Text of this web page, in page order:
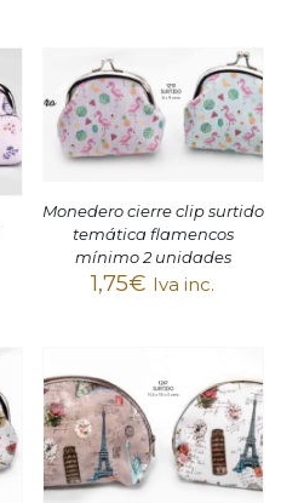
Monedero cierre clip surtido
temática flamencos
mínimo 2 unidades
1,75€ Iva inc.